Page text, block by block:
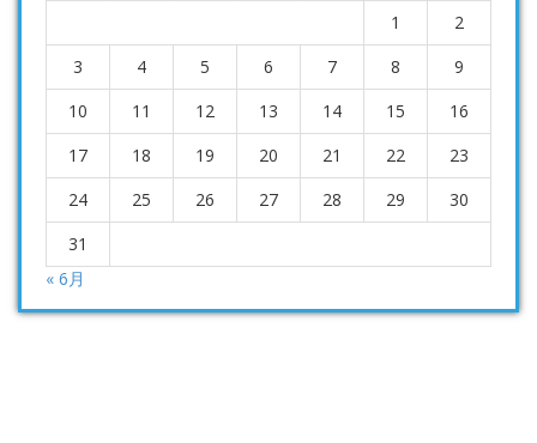
1
2
3
4 5 6 7 8
9
10
11 12 13 14 15
16
17
18 19 20 21 22
23
24
25 26 27 28 29
30
31
« 6月